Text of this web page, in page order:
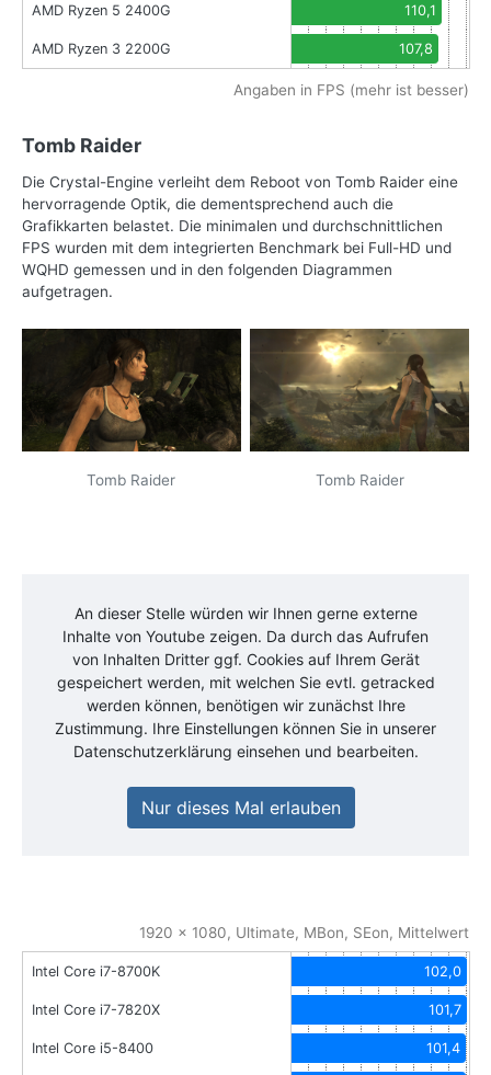
AMD Ryzen 5 2400G 110,1
AMD Ryzen 3 2200G 107,8
Angaben in FPS (mehr ist besser)
Tomb Raider
Die Crystal-Engine verleiht dem Reboot von Tomb Raider eine
hervorragende Optik, die dementsprechend auch die
Grafikkarten belastet. Die minimalen und durchschnittlichen
FPS wurden mit dem integrierten Benchmark bei Full-HD und
WQHD gemessen und in den folgenden Diagrammen
aufgetragen.
Tomb Raider Tomb Raider
An dieser Stelle würden wir Ihnen gerne externe
Inhalte von Youtube zeigen. Da durch das Aufrufen
von Inhalten Dritter ggf. Cookies auf Ihrem Gerät
gespeichert werden, mit welchen Sie evtl. getracked
werden können, benötigen wir zunächst Ihre
Zustimmung. Ihre Einstellungen können Sie in unserer
Datenschutzerklärung einsehen und bearbeiten.
Nur dieses Mal erlauben
1920 x 1080, Ultimate, MBon, SEon, Mittelwert
Intel Core i7-8700K 102,0
Intel Core i7-7820X 101,7
Intel Core i5-8400 101,4